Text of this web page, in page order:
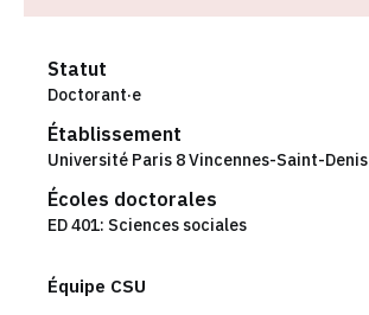
Statut
Doctorant·e
Établissement
Université Paris 8 Vincennes-Saint-Denis
Écoles doctorales
ED 401: Sciences sociales
Équipe CSU